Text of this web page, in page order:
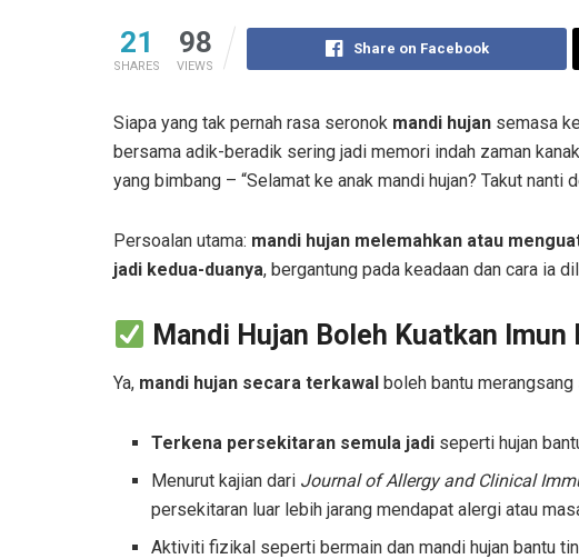
21
SHARES
98
VIEWS
Share on Facebook
Siapa yang tak pernah rasa seronok mandi hujan semasa
bersama adik-beradik sering jadi memori indah zaman
yang bimbang – “Selamat ke anak mandi hujan? Takut nanti
Persoalan utama: mandi hujan melemahkan atau
jadi kedua-duanya, bergantung pada keadaan dan cara ia
Mandi Hujan Boleh Kuatkan Imun
Ya, mandi hujan secara terkawal boleh bantu
Terkena persekitaran semula jadi seperti hujan
Menurut kajian dari Journal of Allergy and Clinical
persekitaran luar lebih jarang mendapat alergi atau
Aktiviti fizikal seperti bermain dan mandi hujan bantu